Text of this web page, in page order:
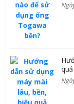
quả